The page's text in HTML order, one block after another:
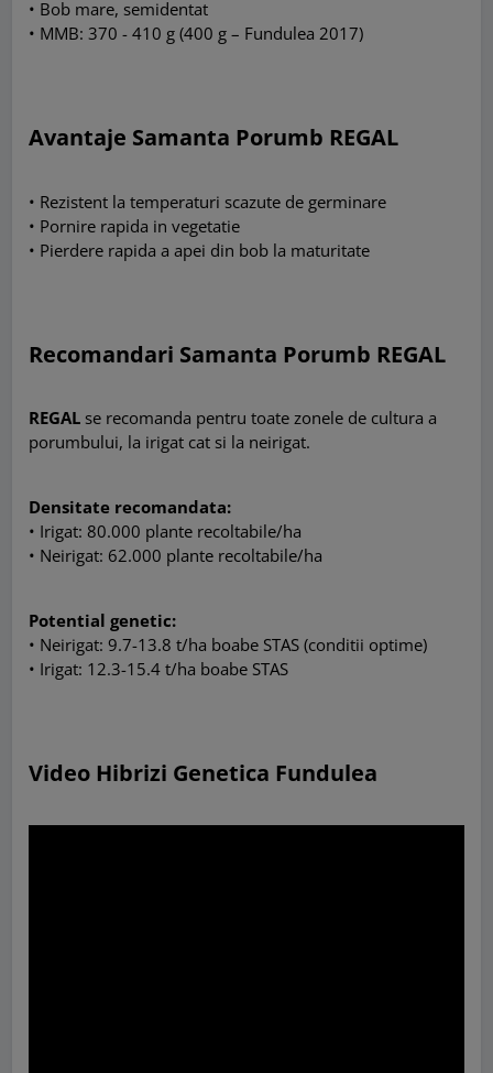
• Bob mare, semidentat
• MMB: 370 - 410 g (400 g – Fundulea 2017)
Avantaje Samanta Porumb REGAL
• Rezistent la temperaturi scazute de germinare
• Pornire rapida in vegetatie
• Pierdere rapida a apei din bob la maturitate
Recomandari Samanta Porumb REGAL
REGAL se recomanda pentru toate zonele de cultura a
porumbului, la irigat cat si la neirigat.
Densitate recomandata:
• Irigat: 80.000 plante recoltabile/ha
• Neirigat: 62.000 plante recoltabile/ha
Potential genetic:
• Neirigat: 9.7-13.8 t/ha boabe STAS (conditii optime)
• Irigat: 12.3-15.4 t/ha boabe STAS
Video Hibrizi Genetica Fundulea